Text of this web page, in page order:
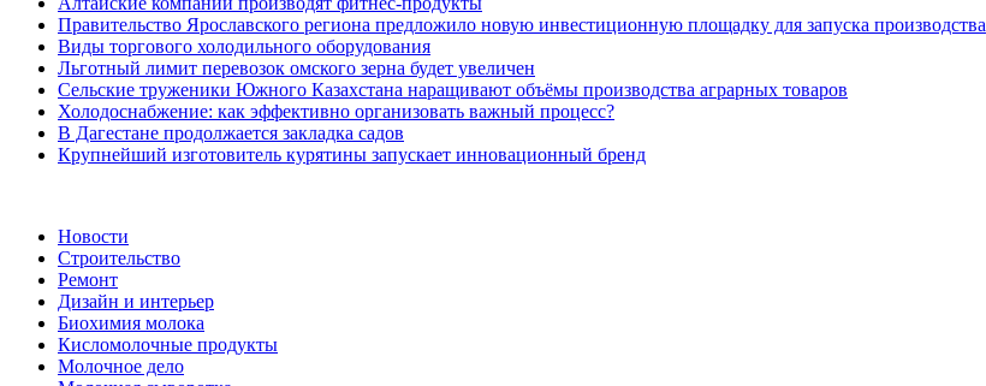
Правительство Ярославского региона предложило новую инвестиционную площадку для запуска производства
Виды торгового холодильного оборудования
Льготный лимит перевозок омского зерна будет увеличен
Сельские труженики Южного Казахстана наращивают объёмы производства аграрных товаров
Холодоснабжение: как эффективно организовать важный процесс?
В Дагестане продолжается закладка садов
Крупнейший изготовитель курятины запускает инновационный бренд
Новости
Строительство
Ремонт
Дизайн и интерьер
Биохимия молока
Кисломолочные продукты
Молочное дело